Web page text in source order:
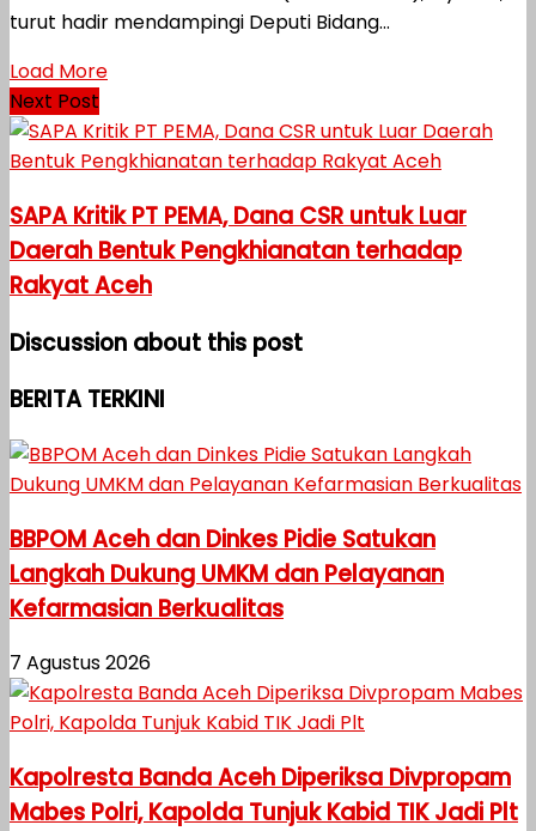
turut hadir mendampingi Deputi Bidang...
Load More
Next Post
SAPA Kritik PT PEMA, Dana CSR untuk Luar
Daerah Bentuk Pengkhianatan terhadap
Rakyat Aceh
Discussion about this post
BERITA TERKINI
BBPOM Aceh dan Dinkes Pidie Satukan
Langkah Dukung UMKM dan Pelayanan
Kefarmasian Berkualitas
7 Agustus 2026
Kapolresta Banda Aceh Diperiksa Divpropam
Mabes Polri, Kapolda Tunjuk Kabid TIK Jadi Plt